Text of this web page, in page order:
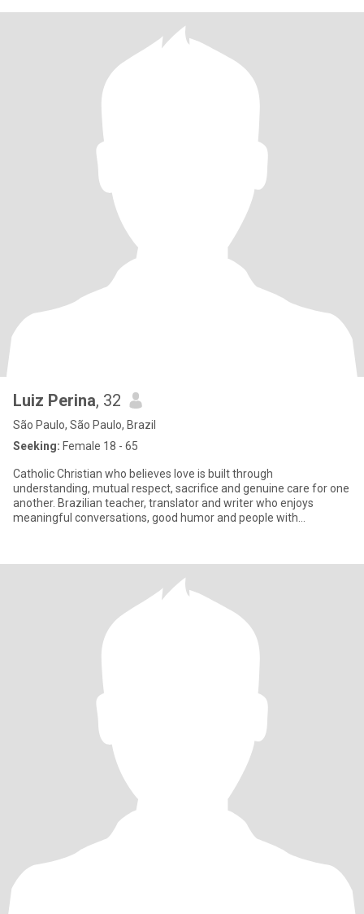
Luiz Perina, 32
São Paulo, São Paulo, Brazil
Seeking: Female 18 - 65
Catholic Christian who believes love is built through
understanding, mutual respect, sacrifice and genuine care for one
another. Brazilian teacher, translator and writer who enjoys
meaningful conversations, good humor and people with